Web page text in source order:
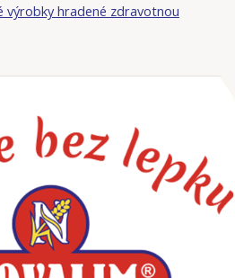
výrobky hradené zdravotnou